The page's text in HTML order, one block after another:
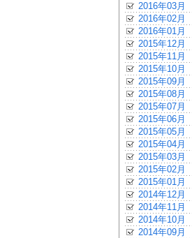
2016年03月
2016年02月
2016年01月
2015年12月
2015年11月
2015年10月
2015年09月
2015年08月
2015年07月
2015年06月
2015年05月
2015年04月
2015年03月
2015年02月
2015年01月
2014年12月
2014年11月
2014年10月
2014年09月